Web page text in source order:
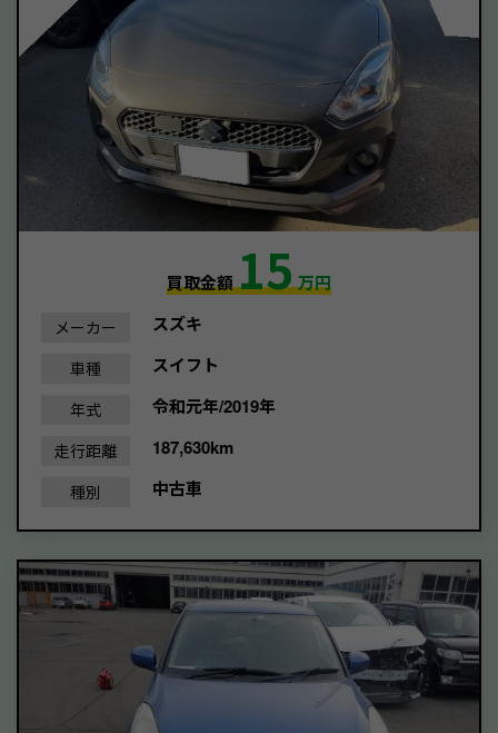
買取金額15万円
メーカー スズキ
車種 スイフト
年式 令和元年/2019年
走行距離 187,630km
種別 中古車